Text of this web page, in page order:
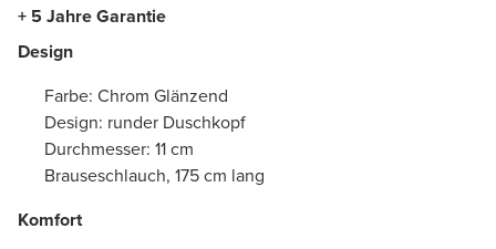
+ 5 Jahre Garantie
Design
Farbe: Chrom Glänzend
Design: runder Duschkopf
Durchmesser: 11 cm
Brauseschlauch, 175 cm lang
Komfort